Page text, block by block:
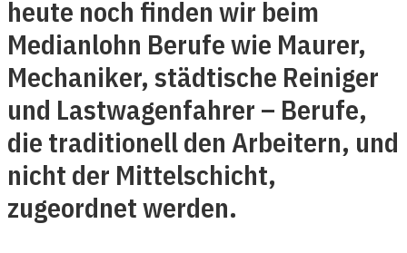
heute noch finden wir beim
Medianlohn Berufe wie Maurer,
Mechaniker, städtische Reiniger
und Lastwagenfahrer – Berufe,
die traditionell den Arbeitern, und
nicht der Mittelschicht,
zugeordnet werden.